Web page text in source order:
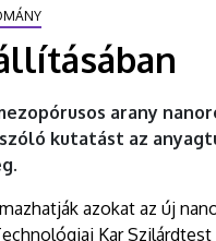
arany
kutatást az
azokat az új
Kar Szilárdtest